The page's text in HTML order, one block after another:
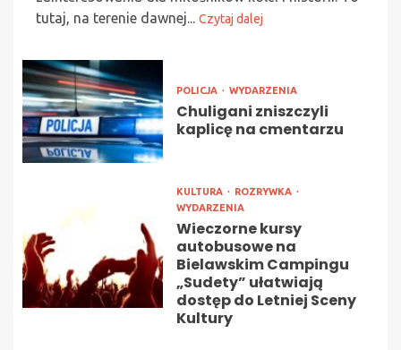
tutaj, na terenie dawnej... Czytaj dalej
POLICJA WYDARZENIA
Chuligani zniszczyli
kaplicę na cmentarzu
KULTURA
ROZRYWKA
WYDARZENIA
Wieczorne kursy
autobusowe na
Bielawskim Campingu
„Sudety” ułatwiają
dostęp do Letniej Sceny
Kultury